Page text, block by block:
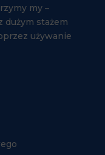
my –
dużym stażem
używanie